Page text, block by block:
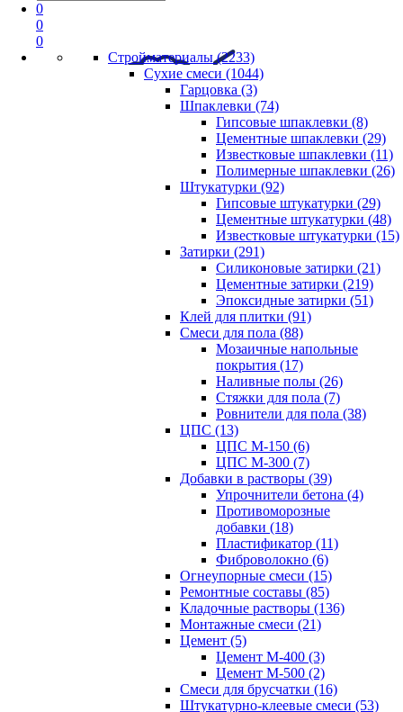
0
0
0
Стройматериалы (2233)
Сухие смеси (1044)
Гарцовка (3)
Шпаклевки (74)
Гипсовые шпаклевки (8)
Цементные шпаклевки (29)
Известковые шпаклевки (11)
Полимерные шпаклевки (26)
Штукатурки (92)
Гипсовые штукатурки (29)
Цементные штукатурки (48)
Известковые штукатурки (15)
Затирки (291)
Силиконовые затирки (21)
Цементные затирки (219)
Эпоксидные затирки (51)
Клей для плитки (91)
Смеси для пола (88)
Мозаичные напольные
покрытия (17)
Наливные полы (26)
Стяжки для пола (7)
Ровнители для пола (38)
ЦПС (13)
ЦПС М-150 (6)
ЦПС М-300 (7)
Добавки в растворы (39)
Упрочнители бетона (4)
Противоморозные
добавки (18)
Пластификатор (11)
Фиброволокно (6)
Огнеупорные смеси (15)
Ремонтные составы (85)
Кладочные растворы (136)
Монтажные смеси (21)
Цемент (5)
Цемент М-400 (3)
Цемент М-500 (2)
Смеси для брусчатки (16)
Штукатурно-клеевые смеси (53)